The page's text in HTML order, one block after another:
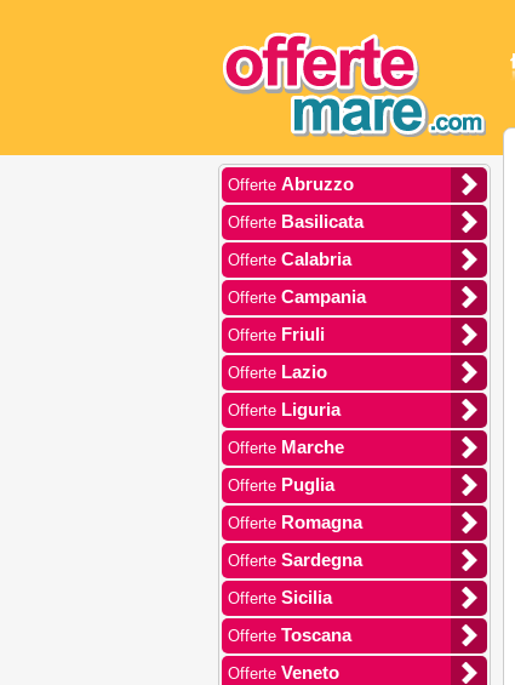
Offerte Abruzzo
Offerte Basilicata
Offerte Calabria
Offerte Campania
Offerte Friuli
Offerte Lazio
Offerte Liguria
Offerte Marche
Offerte Puglia
Offerte Romagna
Offerte Sardegna
Offerte Sicilia
Offerte Toscana
Offerte Veneto